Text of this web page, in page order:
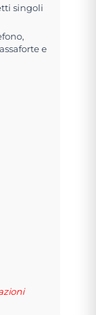
singoli
e